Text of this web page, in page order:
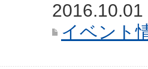
2016.10.01
イベント